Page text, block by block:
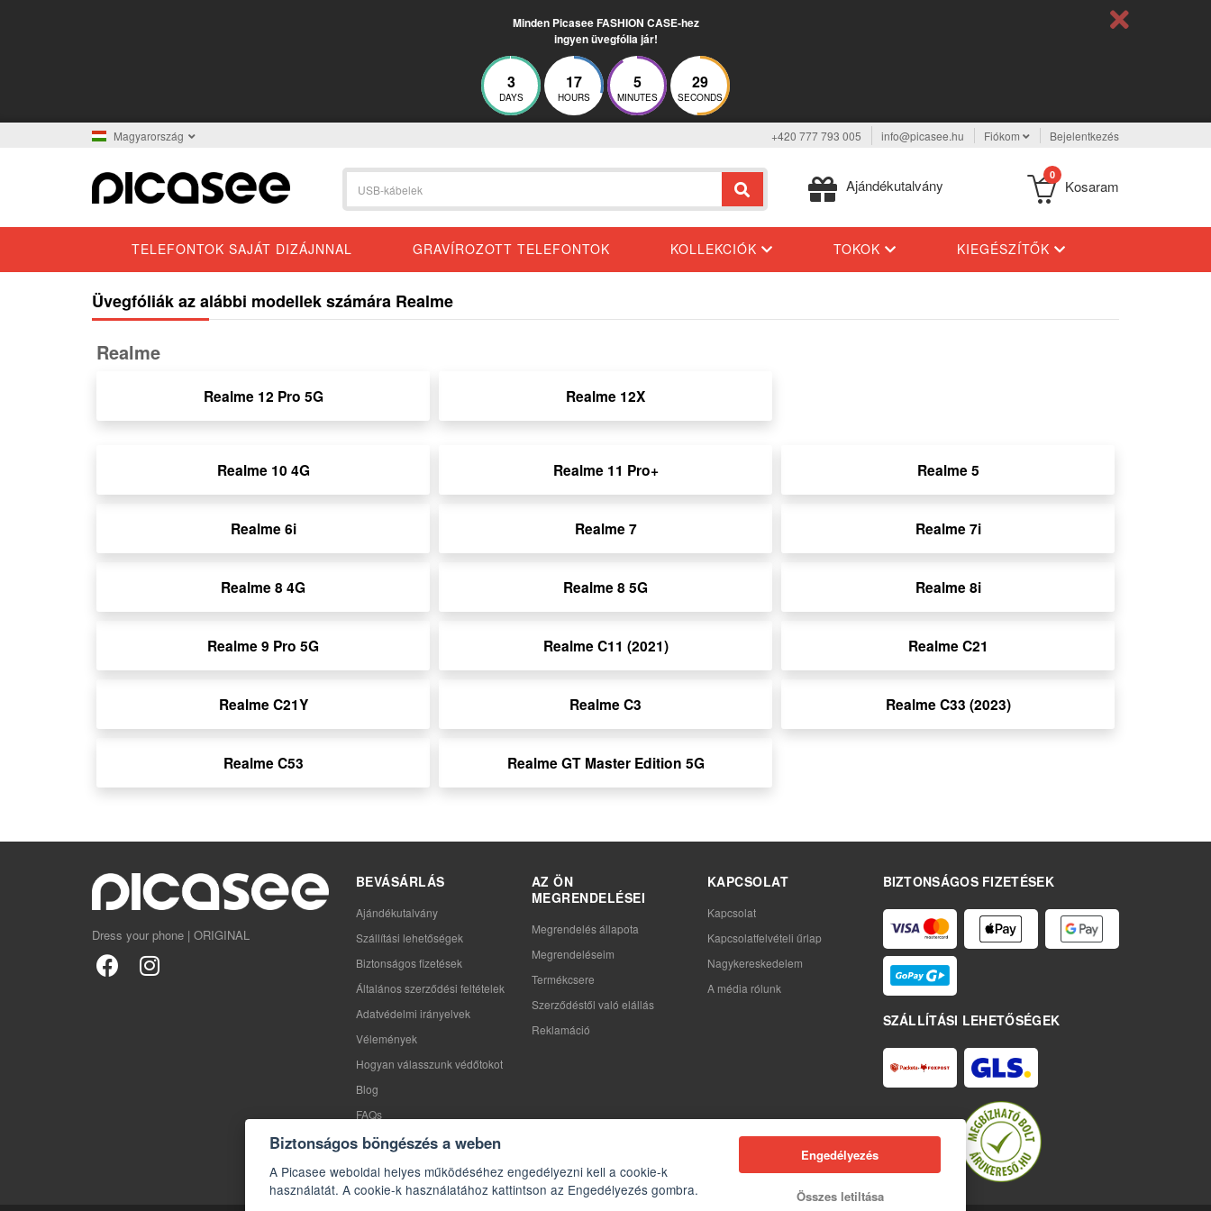
Minden Picasee FASHION CASE-hez
ingyen üvegfólia jár!
3
DAYS
17
HOURS
5
MINUTES
29
SECONDS
Magyarország +420 777 793 005 info@picasee.hu Fiókom Bejelentkezés
Ajándékutalvány
0
Kosaram
TELEFONTOK SAJÁT DIZÁJNNAL GRAVÍROZOTT TELEFONTOK KOLLEKCIÓK TOKOK KIEGÉSZÍTŐK
Üvegfóliák az alábbi modellek számára Realme
Realme
Realme 12 Pro 5G Realme 12X
Realme 10 4G Realme 11 Pro+ Realme 5
Realme 6i Realme 7 Realme 7i
Realme 8 4G Realme 8 5G Realme 8i
Realme 9 Pro 5G Realme C11 (2021) Realme C21
Realme C21Y Realme C3 Realme C33 (2023)
Realme C53 Realme GT Master Edition 5G
Dress your phone | ORIGINAL
BIZTONSÁGOS FIZETÉSEK
SZÁLLÍTÁSI LEHETŐSÉGEK
BEVÁSÁRLÁS
Ajándékutalvány
Szállítási lehetőségek
Biztonságos fizetések
Általános szerződési feltételek
Adatvédelmi irányelvek
Vélemények
Hogyan válasszunk védőtokot
Blog
FAQs
AZ ÖN
MEGRENDELÉSEI
Megrendelés állapota
Megrendeléseim
Termékcsere
Szerződéstől való elállás
Reklamáció
KAPCSOLAT
Kapcsolat
Kapcsolatfelvételi űrlap
Nagykereskedelem
A média rólunk
Biztonságos böngészés a weben
A Picasee weboldal helyes működéséhez engedélyezni kell a cookie-k
használatát. A cookie-k használatához kattintson az Engedélyezés gombra.
Engedélyezés
Összes letiltása